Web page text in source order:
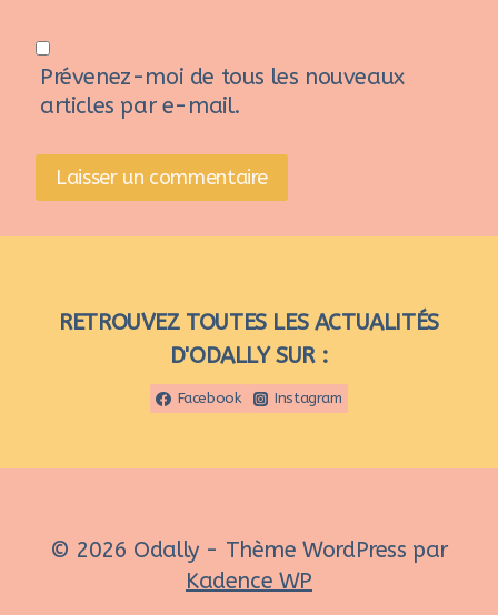
Prévenez-moi de tous les nouveaux
articles par e-mail.
RETROUVEZ TOUTES LES ACTUALITÉS
D'ODALLY SUR :
Facebook Instagram
© 2026 Odally - Thème WordPress par
Kadence WP